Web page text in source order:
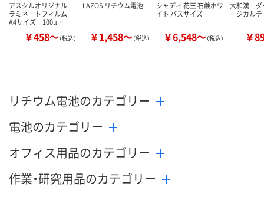
アスクルオリジナル
ラミネートフィルム
A4サイズ 100μ…
￥458～（税込）
LAZOS リチウム電池
￥1,458～（税込）
シャディ 花王 石鹸ホワ
イト バスサイズ
￥6,548～（税込）
大和漢 ダ
ージカル
￥
リチウム電池のカテゴリー
電池のカテゴリー
オフィス用品のカテゴリー
作業・研究用品のカテゴリー